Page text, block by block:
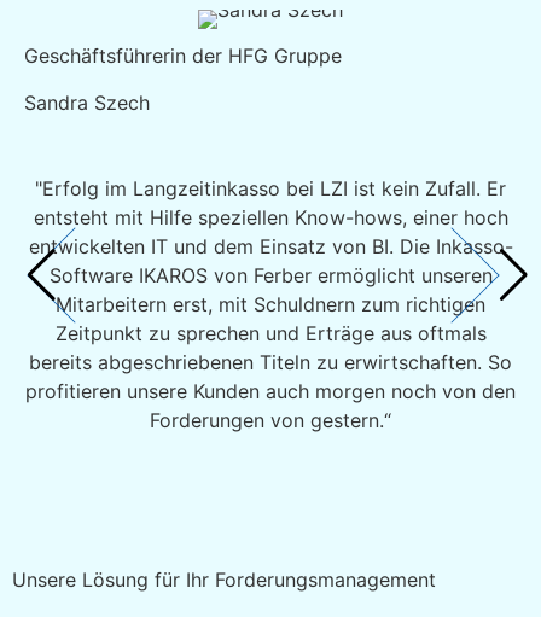
"Erfolg im Langzeitinkasso bei LZI ist kein Zufall. Er
entsteht mit Hilfe speziellen Know-hows, einer hoch
entwickelten IT und dem Einsatz von BI. Die Inkasso-
Software IKAROS von Ferber ermöglicht unseren
Mitarbeitern erst, mit Schuldnern zum richtigen
Zeitpunkt zu sprechen und Erträge aus oftmals
bereits abgeschriebenen Titeln zu erwirtschaften. So
profitieren unsere Kunden auch morgen noch von den
Forderungen von gestern.“
Sandra Szech
Geschäftsführerin der HFG Gruppe
Unsere Lösung für Ihr Forderungsmanagement​